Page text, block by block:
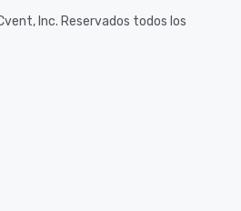
Inc. Reservados todos los